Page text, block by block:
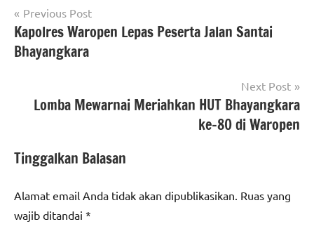
Navigasi
pos
Previous Post
Kapolres Waropen Lepas Peserta Jalan Santai
Bhayangkara
Next Post
Lomba Mewarnai Meriahkan HUT Bhayangkara
ke-80 di Waropen
Tinggalkan Balasan
Alamat email Anda tidak akan dipublikasikan. Ruas yang
wajib ditandai *